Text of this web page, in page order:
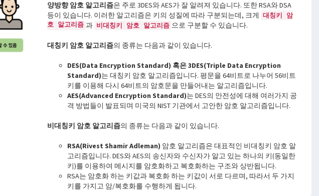
양방향 암호 알고리즘은 주로 3DES와 AES가 잘 알려져 있습니다. 또한 RSA와 DSA
등이 있습니다. 이러한 알고리즘은 키의 성질에 따라 구분되는데, 크게 대칭키 암
호 알고리즘 과 비대칭키 암호 알고리즘 으로 구분할 수 있습니다.
대칭키 암호 알고리즘의 종류는 다음과 같이 있습니다.
DES(Data Encryption Standard) 혹은 3DES(Triple Data Encryption
Standard)는 대칭키 암호 알고리즘입니다. 평문을 64비트로 나누어 56비트
키를 이용해 다시 64비트의 암호문을 만들어내는 알고리즘입니다.
AES(Advanced Encryption Standard)는 DES의 안전성에 대해 여러가지 공
격 방법들이 발표되며 미국의 NIST 기관에서 고안한 암호 알고리즘입니다.
비대칭키 암호 알고리즘의 종류는 다음과 같이 있습니다.
RSA(Rivest Shamir Adleman) 암호 알고리즘은 대표적인 비대칭키 암호 알
고리즘입니다. DES와 AES의 송신자와 수신자가 알고 있는 하나의 키(동일한
키)를 이용하여 메시지를 암호화하고 복호화하는 구조와 상반됩니다.
RSA는 암호화 하는 키값과 복호화 하는 키값이 서로 다르며, 따라서 두 가지
키를 가지고 암/복호화를 수행하게 됩니다.